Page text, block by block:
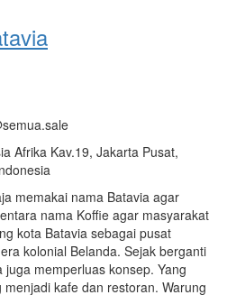
Afrika Kav.19, Jakarta Pusat,
memakai nama Batavia agar
nama Koffie agar masyarakat
kota Batavia sebagai pusat
kolonial Belanda. Sejak berganti
memperluas konsep. Yang
kafe dan restoran. Warung